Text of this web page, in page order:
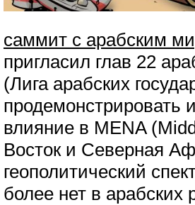
саммит с арабским
пригласил глав 22
(Лига арабских
продемонстрировать
влияние в MENA
Восток и Северная
геополитический
более нет в арабских